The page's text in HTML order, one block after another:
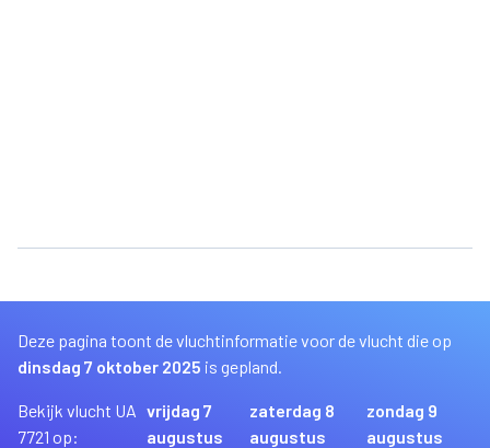
Deze pagina toont de vluchtinformatie voor de vlucht die op
dinsdag 7 oktober 2025 is gepland.
Bekijk vlucht UA
7721 op:
vrijdag 7
augustus
zaterdag 8
augustus
zondag 9
augustus